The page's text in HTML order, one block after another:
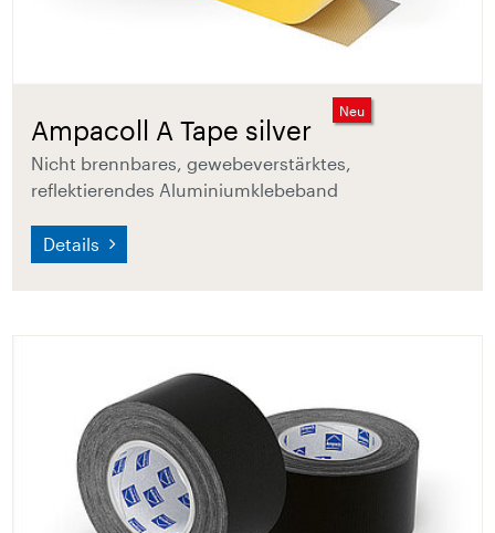
Ampacoll A Tape silver
Neu
Nicht brennbares, gewebeverstärktes,
reflektierendes Aluminiumklebeband
Details